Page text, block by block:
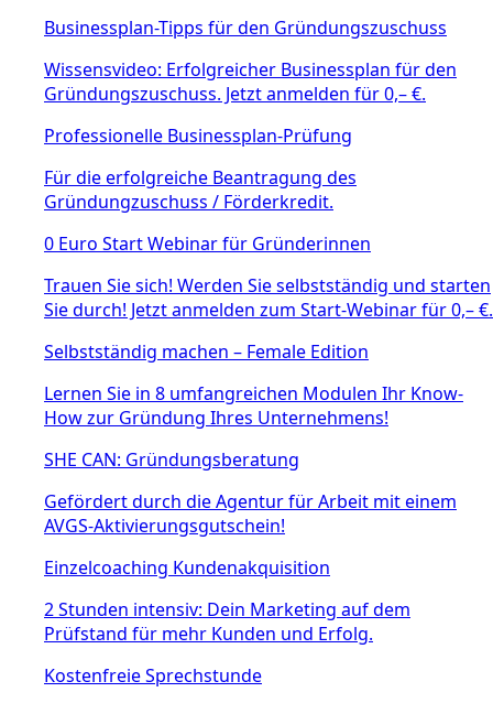
Businessplan-Tipps für den Gründungszuschuss
Wissensvideo: Erfolgreicher Businessplan für den
Gründungszuschuss. Jetzt anmelden für 0,– €.
Professionelle Businessplan-Prüfung
Für die erfolgreiche Beantragung des
Gründungzuschuss / Förderkredit.
0 Euro Start Webinar für Gründerinnen
Trauen Sie sich! Werden Sie selbstständig und starten
Sie durch! Jetzt anmelden zum Start-Webinar für 0,– €.
Selbstständig machen – Female Edition
Lernen Sie in 8 umfangreichen Modulen Ihr Know-
How zur Gründung Ihres Unternehmens!
SHE CAN: Gründungsberatung
Gefördert durch die Agentur für Arbeit mit einem
AVGS-Aktivierungsgutschein!
Einzelcoaching Kundenakquisition
2 Stunden intensiv: Dein Marketing auf dem
Prüfstand für mehr Kunden und Erfolg.
Kostenfreie Sprechstunde